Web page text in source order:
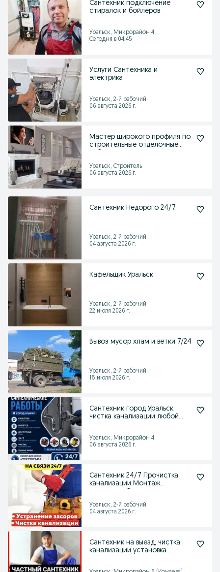
Сантехник подключение
стиралок и бойлеров
Уральск, Микрорайон 4
Сегодня в 04:45
Услуги Сантехника и
электрика
Уральск, 2-й рабочий
06 августа 2026 г.
Мастер широкого профиля по
строительные отделочные
Уральск, Строитель
06 августа 2026 г.
Сантехник Недорого 24/7
Уральск, 2-й рабочий
04 августа 2026 г.
Кафельщик Уральск
Уральск, 2-й рабочий
22 июля 2026 г.
Вывоз мусор хлам и ветки 7/24
Уральск, 2-й рабочий
18 июля 2026 г.
Сантехник город Уральск
чистка канализации любой
Уральск, Микрорайон 4
06 августа 2026 г.
Сантехник 24/7 Прочистка
канализации Монтаж
Уральск, 2-й рабочий
04 августа 2026 г.
Сантехник на выезд, чистка
канализации установка